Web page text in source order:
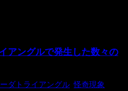
アングルで発生した数々の
ダトライアングル ,怪奇現象